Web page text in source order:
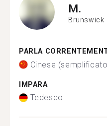
M.
Brunswick
PARLA
Cinese
IMPARA
Tedesco